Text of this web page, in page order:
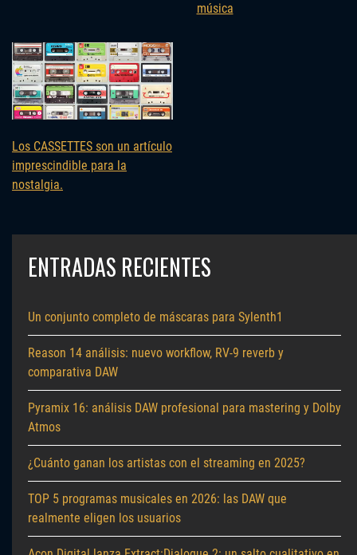
música
Los CASSETTES son un artículo
imprescindible para la
nostalgia.
ENTRADAS RECIENTES
Un conjunto completo de máscaras para Sylenth1
Reason 14 análisis: nuevo workflow, RV-9 reverb y
comparativa DAW
Pyramix 16: análisis DAW profesional para mastering y Dolby
Atmos
¿Cuánto ganan los artistas con el streaming en 2025?
TOP 5 programas musicales en 2026: las DAW que
realmente eligen los usuarios